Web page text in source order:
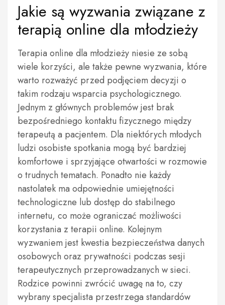
Jakie są wyzwania związane z
terapią online dla młodzieży
Terapia online dla młodzieży niesie ze sobą
wiele korzyści, ale także pewne wyzwania, które
warto rozważyć przed podjęciem decyzji o
takim rodzaju wsparcia psychologicznego.
Jednym z głównych problemów jest brak
bezpośredniego kontaktu fizycznego między
terapeutą a pacjentem. Dla niektórych młodych
ludzi osobiste spotkania mogą być bardziej
komfortowe i sprzyjające otwartości w rozmowie
o trudnych tematach. Ponadto nie każdy
nastolatek ma odpowiednie umiejętności
technologiczne lub dostęp do stabilnego
internetu, co może ograniczać możliwości
korzystania z terapii online. Kolejnym
wyzwaniem jest kwestia bezpieczeństwa danych
osobowych oraz prywatności podczas sesji
terapeutycznych przeprowadzanych w sieci.
Rodzice powinni zwrócić uwagę na to, czy
wybrany specjalista przestrzega standardów